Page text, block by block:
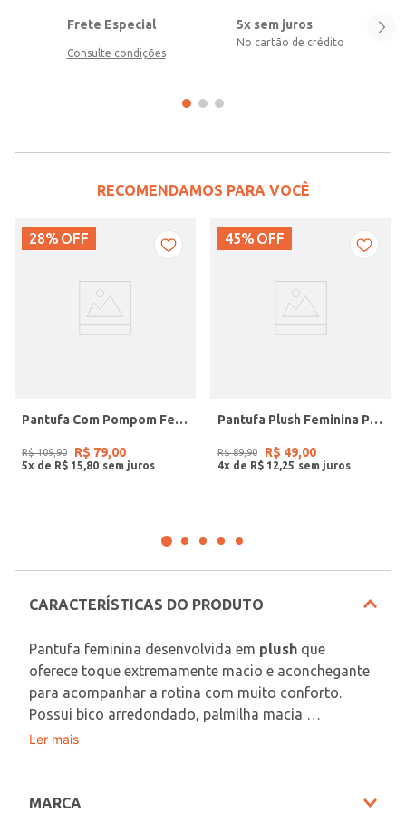
Frete Especial
Consulte condições
5x sem juros
No cartão de crédito
RECOMENDAMOS PARA VOCÊ
28% OFF
Pantufa Com Pompom Feminina ROSA
R$ 109,90 R$ 79,00
5x de R$ 15 80
45% OFF
Pantufa Plush Feminina PRETO
R$ 89,90 R$ 49,00
4x de R$ 12 25
CARACTERÍSTICAS DO PRODUTO
Pantufa feminina desenvolvida em plush que
oferece toque extremamente macio e aconchegante
para acompanhar a rotina com muito conforto.
Possui bico arredondado, palmilha macia
almofadada, aba superior e solado em sintético
visual básico e acolhedor, é uma escolha perfeita
Material: Plush
sofrer alteração de cor.
Ler mais
MARCA